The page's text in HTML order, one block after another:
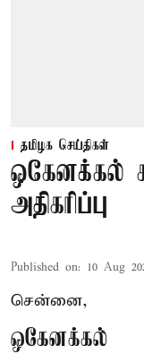
தமிழக செய்திகள்
ஒகேனக்கல்
அதிகரிப்பு
Published on: 10 Aug
சென்னை,
ஒகேனக்கல்